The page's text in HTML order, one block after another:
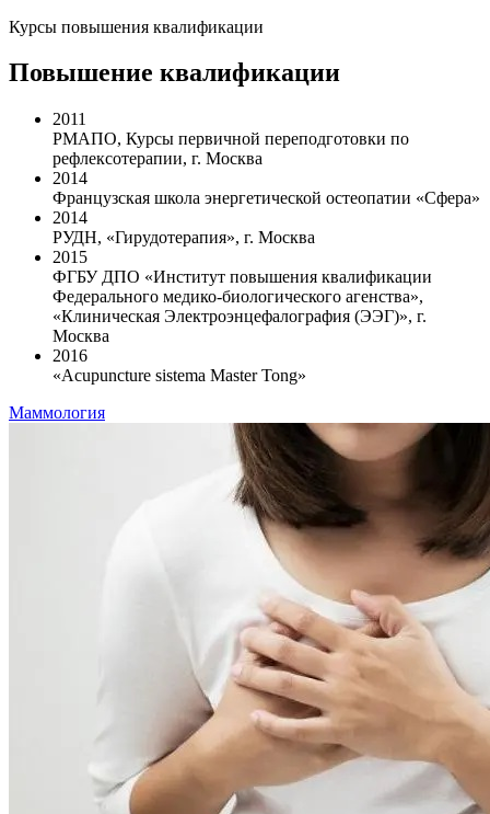
Курсы повышения квалификации
Повышение квалификации
2011
РМАПО, Курсы первичной переподготовки по
рефлексотерапии, г. Москва
2014
Французская школа энергетической остеопатии «Сфера»
2014
РУДН, «Гирудотерапия», г. Москва
2015
ФГБУ ДПО «Институт повышения квалификации
Федерального медико-биологического агенства»,
«Клиническая Электроэнцефалография (ЭЭГ)», г.
Москва
2016
«Acupuncture sistema Master Tong»
Маммология